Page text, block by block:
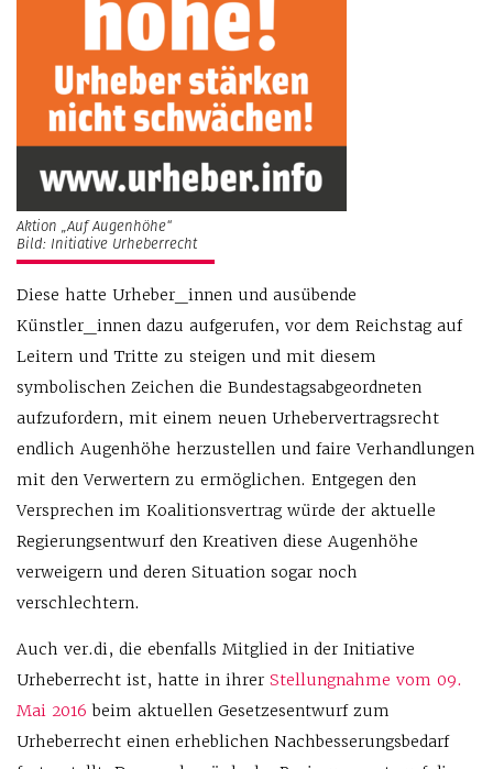
Aktion „Auf Augenhöhe“
Bild: Initiative Urheberrecht
Diese hatte Urheber_innen und ausübende
Künstler_innen dazu aufgerufen, vor dem Reichstag auf
Leitern und Tritte zu steigen und mit diesem
symbolischen Zeichen die Bundestagsabgeordneten
aufzufordern, mit einem neuen Urhebervertragsrecht
endlich Augenhöhe herzustellen und faire Verhandlungen
mit den Verwertern zu ermöglichen. Entgegen den
Versprechen im Koalitionsvertrag würde der aktuelle
Regierungsentwurf den Kreativen diese Augenhöhe
verweigern und deren Situation sogar noch
verschlechtern.
Auch ver.di, die ebenfalls Mitglied in der Initiative
Urheberrecht ist, hatte in ihrer Stellungnahme vom 09.
Mai 2016 beim aktuellen Gesetzesentwurf zum
Urheberrecht einen erheblichen Nachbesserungsbedarf